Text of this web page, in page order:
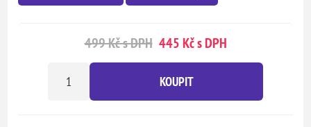
499 Kč s DPH 445 Kč s DPH
KOUPIT